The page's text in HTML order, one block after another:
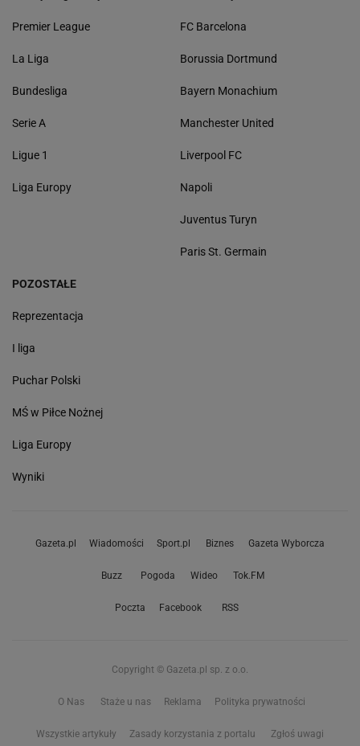
Premier League
La Liga
Bundesliga
Serie A
Ligue 1
Liga Europy
FC Barcelona
Borussia Dortmund
Bayern Monachium
Manchester United
Liverpool FC
Napoli
Juventus Turyn
Paris St. Germain
POZOSTAŁE
Reprezentacja
I liga
Puchar Polski
MŚ w Piłce Nożnej
Liga Europy
Wyniki
Gazeta.pl Wiadomości Sport.pl Biznes Gazeta Wyborcza
Buzz Pogoda Wideo Tok.FM
Poczta Facebook RSS
Copyright © Gazeta.pl sp. z o.o.
O Nas Staże u nas Reklama Polityka prywatności
Wszystkie artykuły Zasady korzystania z portalu Zgłoś uwagi